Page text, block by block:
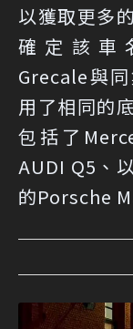
以獲取更多
確定該車
Grecale與
用了相同的
包括了
AUDI Q5、
的Porsche